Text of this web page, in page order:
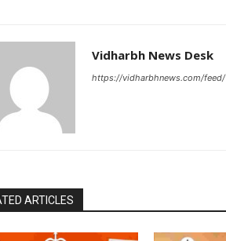
Vidharbh News Desk
https://vidharbhnews.com/feed/
ARTICLES